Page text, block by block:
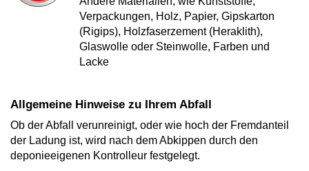
Verpackungen, Holz, Papier, Gipskarton
(Rigips), Holzfaserzement (Heraklith),
Glaswolle oder Steinwolle, Farben und
Lacke
Allgemeine Hinweise zu Ihrem Abfall
Ob der Abfall verunreinigt, oder wie hoch der Fremdanteil
der Ladung ist, wird nach dem Abkippen durch den
deponieeigenen Kontrolleur festgelegt.